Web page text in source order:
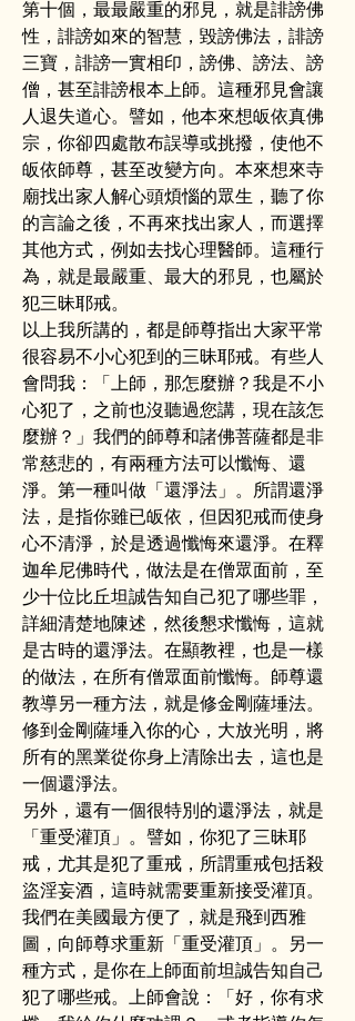
第十個，最最嚴重的邪見，就是誹謗佛
性，誹謗如來的智慧，毀謗佛法，誹謗
三寶，誹謗一實相印，謗佛、謗法、謗
僧，甚至誹謗根本上師。這種邪見會讓
人退失道心。譬如，他本來想皈依真佛
宗，你卻四處散布誤導或挑撥，使他不
皈依師尊，甚至改變方向。本來想來寺
廟找出家人解心頭煩惱的眾生，聽了你
的言論之後，不再來找出家人，而選擇
其他方式，例如去找心理醫師。這種行
為，就是最嚴重、最大的邪見，也屬於
犯三昧耶戒。
以上我所講的，都是師尊指出大家平常
很容易不小心犯到的三昧耶戒。有些人
會問我：「上師，那怎麼辦？我是不小
心犯了，之前也沒聽過您講，現在該怎
麼辦？」我們的師尊和諸佛菩薩都是非
常慈悲的，有兩種方法可以懺悔、還
淨。第一種叫做「還淨法」。所謂還淨
法，是指你雖已皈依，但因犯戒而使身
心不清淨，於是透過懺悔來還淨。在釋
迦牟尼佛時代，做法是在僧眾面前，至
少十位比丘坦誠告知自己犯了哪些罪，
詳細清楚地陳述，然後懇求懺悔，這就
是古時的還淨法。在顯教裡，也是一樣
的做法，在所有僧眾面前懺悔。師尊還
教導另一種方法，就是修金剛薩埵法。
修到金剛薩埵入你的心，大放光明，將
所有的黑業從你身上清除出去，這也是
一個還淨法。
另外，還有一個很特別的還淨法，就是
「重受灌頂」。譬如，你犯了三昧耶
戒，尤其是犯了重戒，所謂重戒包括殺
盜淫妄酒，這時就需要重新接受灌頂。
我們在美國最方便了，就是飛到西雅
圖，向師尊求重新「重受灌頂」。另一
種方式，是你在上師面前坦誠告知自己
犯了哪些戒。上師會說：「好，你有求